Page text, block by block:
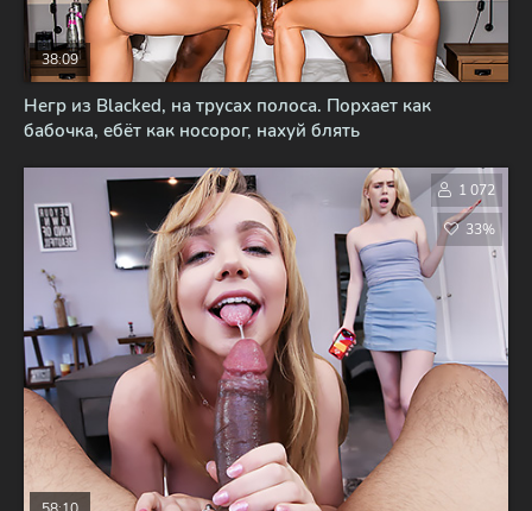
Негр из Blacked, на трусах полоса. Порхает как
бабочка, ебёт как носорог, нахуй блять
38:09
1 072
33%